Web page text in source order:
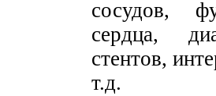
сосудов,
сердца,
стентов,
т.д.